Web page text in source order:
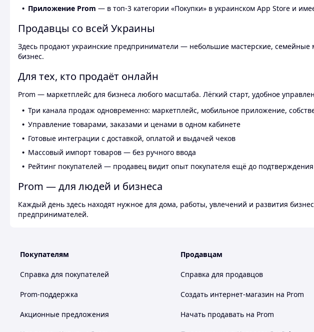
Приложение Prom — в топ-3 категории «Покупки» в украинском App Store и
Продавцы со всей Украины
Здесь продают украинские предприниматели — небольшие мастерские,
бизнес.
Для тех, кто продаёт онлайн
Prom — маркетплейс для бизнеса любого масштаба. Лёгкий старт, удобное
Три канала продаж одновременно: маркетплейс, мобильное приложение,
Управление товарами, заказами и ценами в одном кабинете
Готовые интеграции с доставкой, оплатой и выдачей чеков
Массовый импорт товаров — без ручного ввода
Рейтинг покупателей — продавец видит опыт покупателя ещё до подтверждения
Prom — для людей и бизнеса
Каждый день здесь находят нужное для дома, работы, увлечений и развития
предпринимателей.
Покупателям
Справка для покупателей
Prom-поддержка
Акционные предложения
Продавцам
Справка для продавцов
Создать интернет-магазин на Prom
Начать продавать на Prom